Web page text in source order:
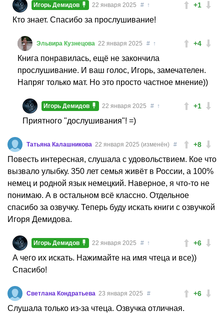
+1
Игорь Демидов 22 января 2025 # ↑
Кто знает. Спасибо за прослушивание!
+4
Эльвира Кузнецова 22 января 2025 # ↑
Книга понравилась, ещё не закончила
прослушивание. И ваш голос, Игорь, замечателен.
Напряг только мат. Но это просто частное мнение))
+1
Игорь Демидов 22 января 2025 # ↑
Приятного "дослушивания"! =)
+8
Татьяна Калашникова 22 января 2025 (изменён) #
Повесть интересная, слушала с удовольствием. Кое что
вызвало улыбку. 350 лет семья живёт в России, а 100%
немец и родной язык немецкий. Наверное, я что-то не
понимаю. А в остальном всё классно. Отдельное
спасибо за озвучку. Теперь буду искать книги с озвучкой
Игоря Демидова.
+6
Игорь Демидов 22 января 2025 # ↑
А чего их искать. Нажимайте на имя чтеца и все))
Спасибо!
+6
Светлана Кондратьева 23 января 2025 #
Слушала только из-за чтеца. Озвучка отличная.